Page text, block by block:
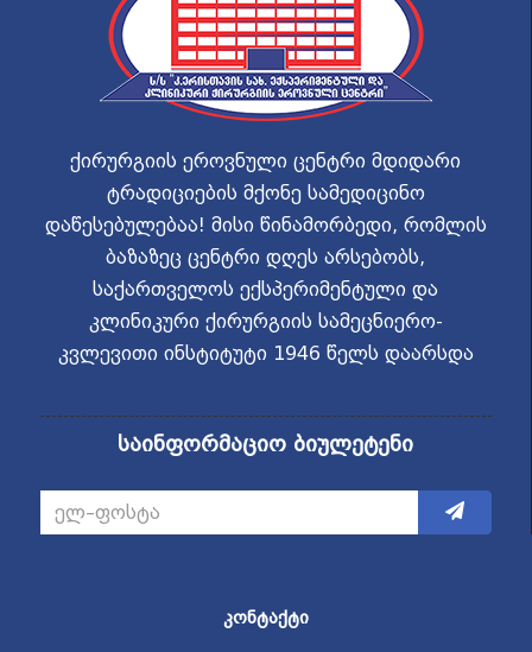
ქირურგიის ეროვნული ცენტრი მდიდარი
ტრადიციების მქონე სამედიცინო
დაწესებულებაა! მისი წინამორბედი, რომლის
ბაზაზეც ცენტრი დღეს არსებობს,
საქართველოს ექსპერიმენტული და
კლინიკური ქირურგიის სამეცნიერო-
კვლევითი ინსტიტუტი 1946 წელს დაარსდა
საინფორმაციო ბიულეტენი
ᲙᲝᲜᲢᲐᲥᲢᲘ